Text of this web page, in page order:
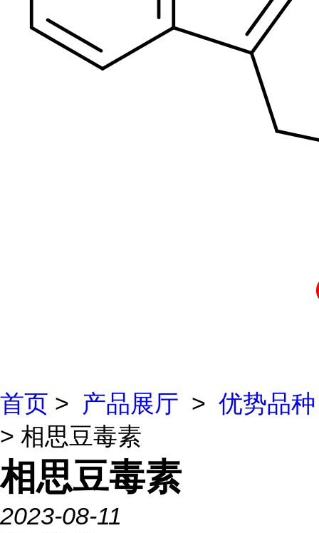
首页 > 产品展厅 > 优势品种
> 相思豆毒素
相思豆毒素
2023-08-11